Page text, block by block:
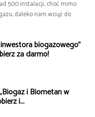
500 instalacji, choć mimo
daleko nam wciąż do
biogazowego”
za darmo!
i Biometan w
i...